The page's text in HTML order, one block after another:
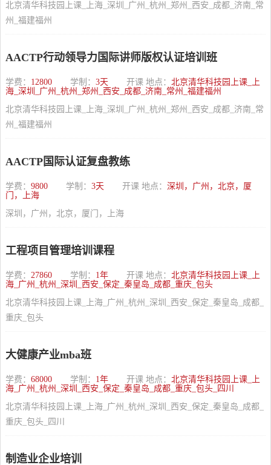
北京清华科技园上课_上海_深圳_广州_杭州_郑州_西安_成都_济南_常
州_福建福州
AACTP行动领导力国际讲师版权认证培训班
学费： 12800 学制： 3天 开课 地点： 北京清华科技园上课_上
海_深圳_广州_杭州_郑州_西安_成都_济南_常州_福建福州
北京清华科技园上课_上海_深圳_广州_杭州_郑州_西安_成都_济南_常
州_福建福州
AACTP国际认证复盘教练
学费： 9800 学制： 3天 开课 地点： 深圳，广州，北京，厦
门，上海
深圳，广州，北京，厦门，上海
工程项目管理培训课程
学费： 27860 学制： 1年 开课 地点： 北京清华科技园上课_上
海_广州_杭州_深圳_西安_保定_秦皇岛_成都_重庆_包头
北京清华科技园上课_上海_广州_杭州_深圳_西安_保定_秦皇岛_成都_
重庆_包头
大健康产业mba班
学费： 68000 学制： 1年 开课 地点： 北京清华科技园上课_上
海_广州_杭州_深圳_西安_保定_秦皇岛_成都_重庆_包头_四川
北京清华科技园上课_上海_广州_杭州_深圳_西安_保定_秦皇岛_成都_
重庆_包头_四川
制造业企业培训